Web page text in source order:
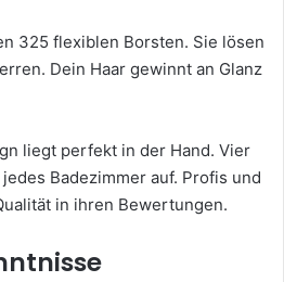
325 flexiblen Borsten. Sie lösen
Dein Haar gewinnt an Glanz
liegt perfekt in der Hand. Vier
Badezimmer auf. Profis und
in ihren Bewertungen.